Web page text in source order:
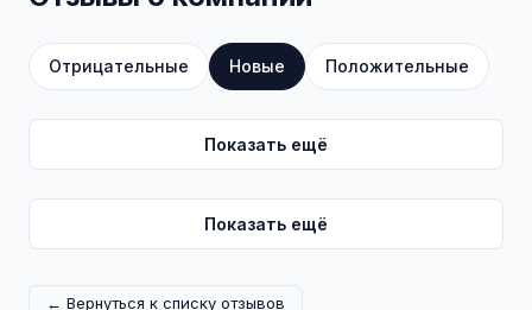
Отрицательные Новые Положительные
Показать ещё
Показать ещё
← Вернуться к списку отзывов